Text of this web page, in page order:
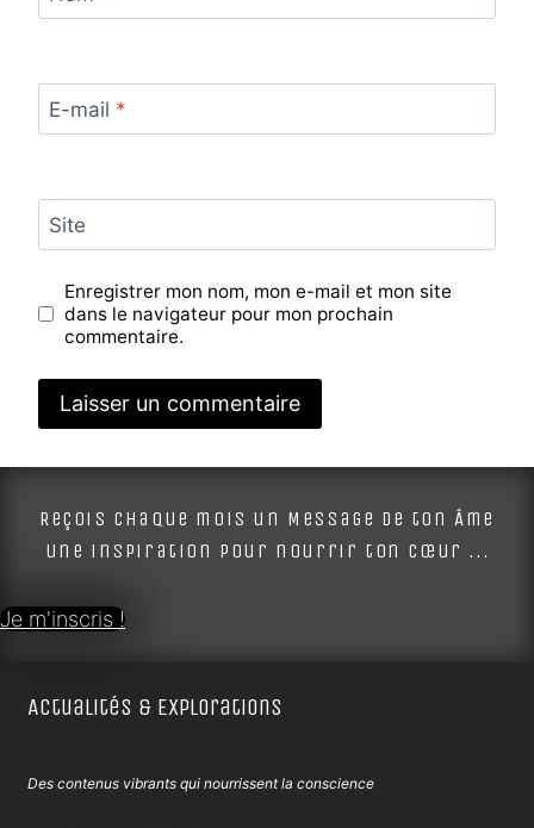
E-mail *
Site
Enregistrer mon nom, mon e-mail et mon site
dans le navigateur pour mon prochain
commentaire.
Alternative:
Reçois chaque mois un Message de ton Âme
une inspiration pour nourrir ton cœur ...
Je m'inscris !
Actualités & Explorations
Des contenus vibrants qui nourrissent la conscience